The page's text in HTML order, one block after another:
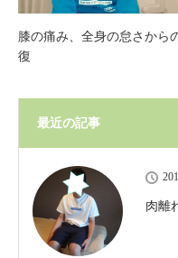
膝の痛み、全身の怠さから
復
最近の記事
肉離